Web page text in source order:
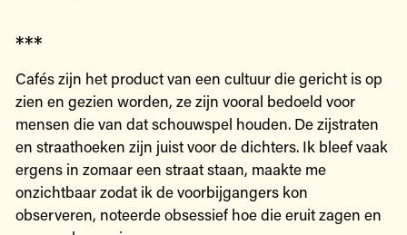
***
Cafés zijn het product van een cultuur die gericht is op
zien en gezien worden, ze zijn vooral bedoeld voor
mensen die van dat schouwspel houden. De zijstraten
en straathoeken zijn juist voor de dichters. Ik bleef vaak
ergens in zomaar een straat staan, maakte me
onzichtbaar zodat ik de voorbijgangers kon
observeren, noteerde obsessief hoe die eruit zagen en